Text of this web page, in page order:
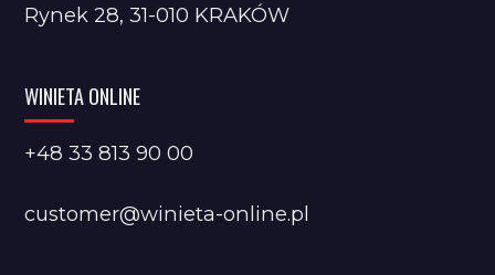
Rynek 28, 31-010 KRAKÓW
WINIETA ONLINE
+48 33 813 90 00
customer@winieta-online.pl